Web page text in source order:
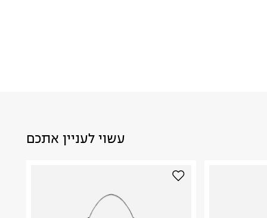
עשוי לעניין אתכם